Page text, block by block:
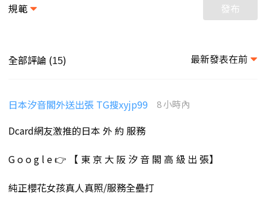
規範 發布
全部評論 (15) 最新發表在前
日本汐音閣外送出張 TG搜xyjp99 8 小時內
Dcard網友激推的日本 外 約 服務
G o o g l e 👉 【 東 京 大 阪 汐 音 閣 高 級 出 張】
純正櫻花女孩真人真照/服務全壘打